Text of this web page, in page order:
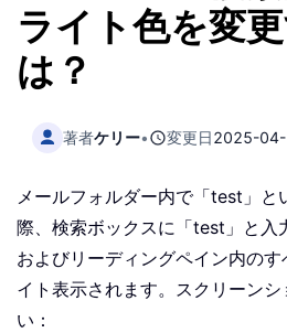
ライト色を変
は？
著者ケリー• 変更日2025-
メールフォルダー内で「test」と
際、検索ボックスに「test」と入
およびリーディングペイン内の
イト表示されます。スクリーン
い：